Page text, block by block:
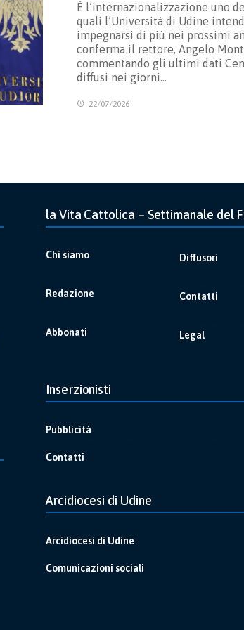
È l’internazionalizzazione uno
quali l’Università di Udine
impegnarsi di più nei prossimi
conferma il rettore, Angelo
commentando gli ultimi dati
diffusi nei giorni…
22/07/2026
la Vita Cattolica – Settimanale del
Chi siamo
Redazione
Abbonati
Diffusori
Contatti
Legal
Inserzionisti
Pubblicità
Contatti
Arcidiocesi di Udine
Arcidiocesi di Udine
Comunicazioni sociali